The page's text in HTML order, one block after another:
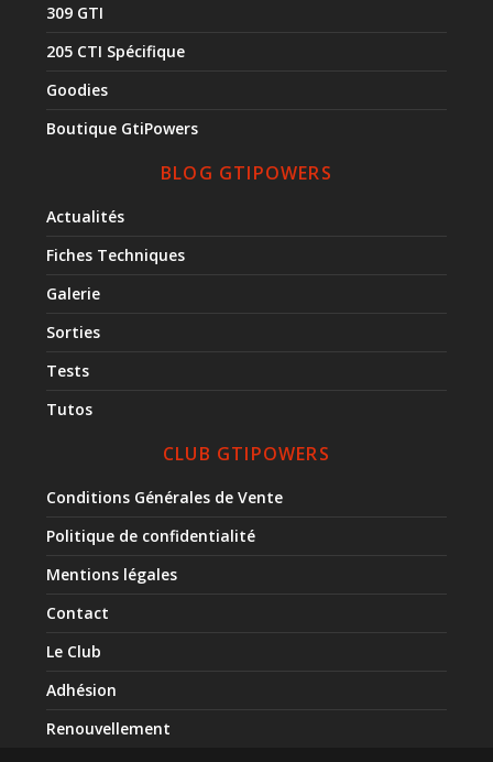
309 GTI
205 CTI Spécifique
Goodies
Boutique GtiPowers
BLOG GTIPOWERS
Actualités
Fiches Techniques
Galerie
Sorties
Tests
Tutos
CLUB GTIPOWERS
Conditions Générales de Vente
Politique de confidentialité
Mentions légales
Contact
Le Club
Adhésion
Renouvellement